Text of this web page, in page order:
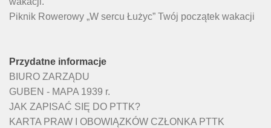
Piknik Rowerowy „W sercu Łużyc” Twój początek wakacji
Przydatne informacje
BIURO ZARZĄDU
GUBEN - MAPA 1939 r.
JAK ZAPISAĆ SIĘ DO PTTK?
KARTA PRAW I OBOWIĄZKÓW CZŁONKA PTTK